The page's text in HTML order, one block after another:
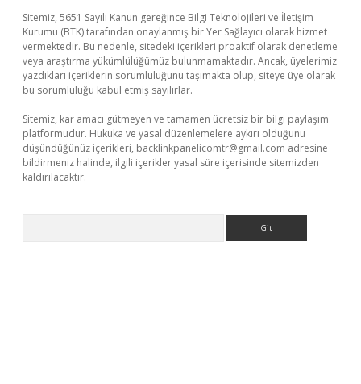
Sitemiz, 5651 Sayılı Kanun gereğince Bilgi Teknolojileri ve İletişim
Kurumu (BTK) tarafından onaylanmış bir Yer Sağlayıcı olarak hizmet
vermektedir. Bu nedenle, sitedeki içerikleri proaktif olarak denetleme
veya araştırma yükümlülüğümüz bulunmamaktadır. Ancak, üyelerimiz
yazdıkları içeriklerin sorumluluğunu taşımakta olup, siteye üye olarak
bu sorumluluğu kabul etmiş sayılırlar.
Sitemiz, kar amacı gütmeyen ve tamamen ücretsiz bir bilgi paylaşım
platformudur. Hukuka ve yasal düzenlemelere aykırı olduğunu
düşündüğünüz içerikleri, backlinkpanelicomtr@gmail.com adresine
bildirmeniz halinde, ilgili içerikler yasal süre içerisinde sitemizden
kaldırılacaktır.